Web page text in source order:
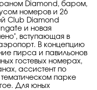
Diamond, баром,
номеров и 26
Club Diamond
и новая
вступающая в
В концепцию
пирса и павильонов
гостевых номерах,
ассистент по
парке
Для юных